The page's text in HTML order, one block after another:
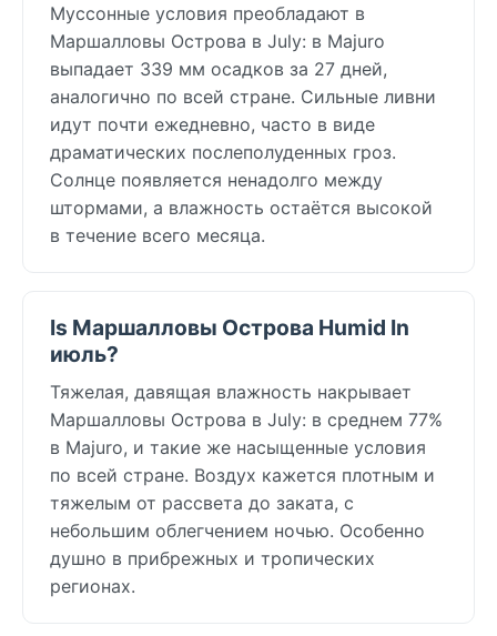
Муссонные условия преобладают в
Маршалловы Острова в July: в Majuro
выпадает 339 мм осадков за 27 дней,
аналогично по всей стране. Сильные ливни
идут почти ежедневно, часто в виде
драматических послеполуденных гроз.
Солнце появляется ненадолго между
штормами, а влажность остаётся высокой
в течение всего месяца.
Is Маршалловы Острова Humid In
июль?
Тяжелая, давящая влажность накрывает
Маршалловы Острова в July: в среднем 77%
в Majuro, и такие же насыщенные условия
по всей стране. Воздух кажется плотным и
тяжелым от рассвета до заката, с
небольшим облегчением ночью. Особенно
душно в прибрежных и тропических
регионах.